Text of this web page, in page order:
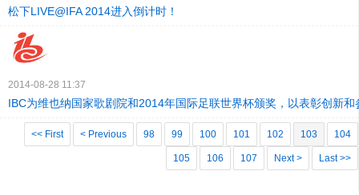
松下LIVE@IFA 2014进入倒计时！
2014-08-28 11:37
IBC为维也纳国家歌剧院和2014年国际足联世界杯颁奖，以表彰创新和
<< First < Previous 98 99 100 101 102 103 104
105 106 107 Next > Last >>